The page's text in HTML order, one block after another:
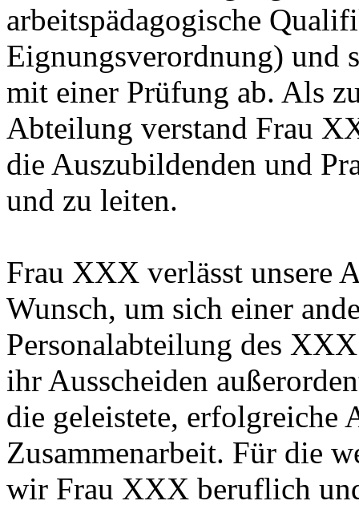
arbeitspädagogische
Eignungsverordnung) und
mit einer Prüfung ab. Als
Abteilung verstand Frau
die Auszubildenden und
und zu leiten.
Frau XXX verlässt unsere
Wunsch, um sich einer
Personalabteilung des
ihr Ausscheiden
die geleistete, erfolgreiche
Zusammenarbeit. Für die
wir Frau XXX beruflich